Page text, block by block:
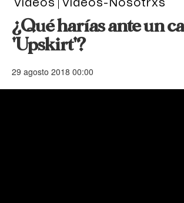
Vídeos Vídeos-Nosotrxs
¿Qué harías ante un
'Upskirt'?
29 agosto 2018 00:00